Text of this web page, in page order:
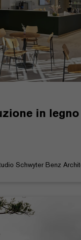
in legno
Schwyter Benz